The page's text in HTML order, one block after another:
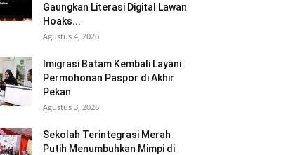
Gaungkan Literasi Digital Lawan
Hoaks...
Agustus 4, 2026
Imigrasi Batam Kembali Layani
Permohonan Paspor di Akhir
Pekan
Agustus 3, 2026
Sekolah Terintegrasi Merah
Putih Menumbuhkan Mimpi di